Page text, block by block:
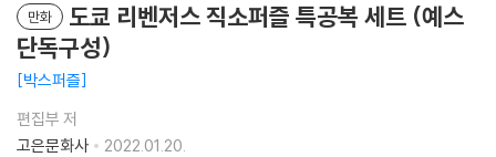
만화
도쿄 리벤저스 직소퍼즐 특공복 세트 (예스
단독구성)
박스퍼즐
편집부 저
고은문화사
2022.01.20.